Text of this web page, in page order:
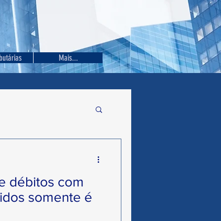
Mais...
Senado Federal
débitos com
somente é